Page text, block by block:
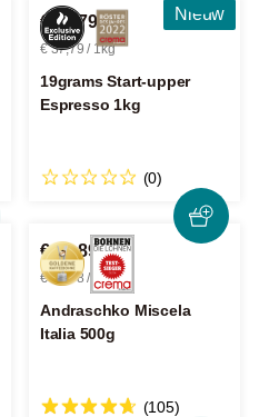
Nieuw
€ 37,79
€ 37,79 / 1kg
19grams Start-upper
Espresso 1kg
(0)
€ 16,89
€ 33,78 / 1kg
Andraschko Miscela
Italia 500g
(105)